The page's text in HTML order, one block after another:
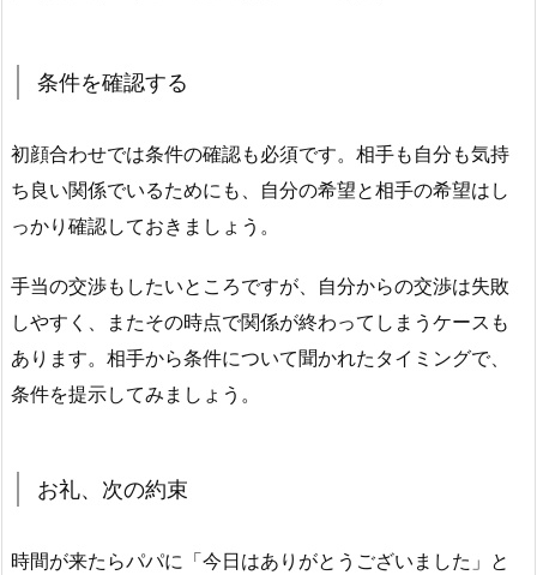
条件を確認する
初顔合わせでは条件の確認も必須です。相手も自分も気持
ち良い関係でいるためにも、自分の希望と相手の希望はし
っかり確認しておきましょう。
手当の交渉もしたいところですが、自分からの交渉は失敗
しやすく、またその時点で関係が終わってしまうケースも
あります。相手から条件について聞かれたタイミングで、
条件を提示してみましょう。
お礼、次の約束
時間が来たらパパに「今日はありがとうございました」と